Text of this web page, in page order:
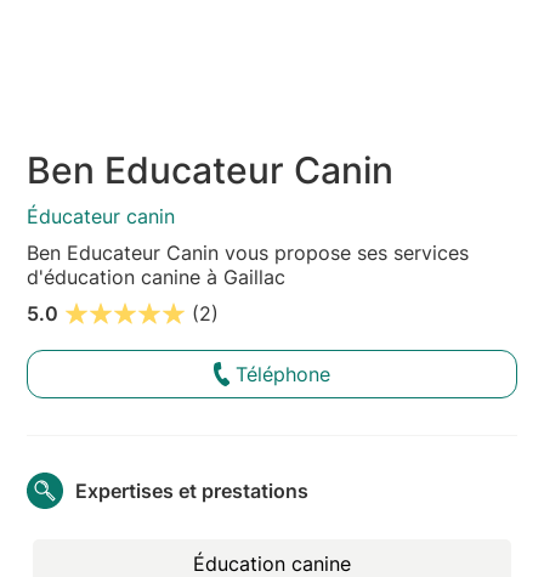
Ben Educateur Canin
Éducateur canin
Ben Educateur Canin vous propose ses services
d'éducation canine à Gaillac
5.0
(2)
Téléphone
Expertises et prestations
Éducation canine